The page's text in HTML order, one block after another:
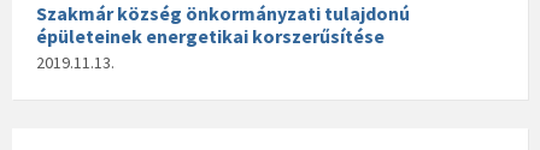
Szakmár község önkormányzati tulajdonú
épületeinek energetikai korszerűsítése
2019.11.13.